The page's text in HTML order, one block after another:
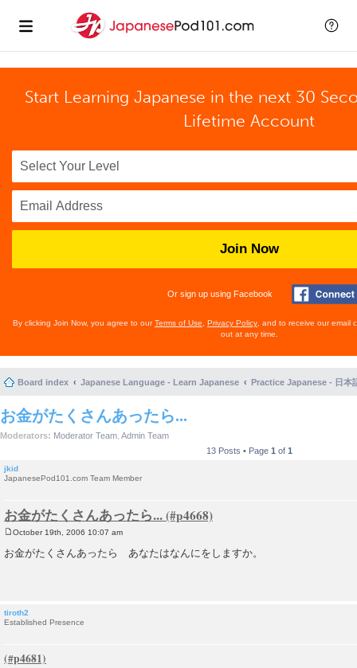
Start Learning Japanese in the next 30
Lifetime Account
Join Now
Or sign up using Facebook
By clicking Join Now, you agree to ourTerms of Use Privacy Policy , and to receive our email
out at any time.
Board index Japanese Language - Learn Japanese Practice Japanese - 日本
お金がたくさんあったら...
Moderators: Moderator Team Admin Team
13 Posts • Page 1 of 1
jkid
JapanesePod101.com Team Member
お金がたくさんあったら...
o
s
October 19th, 2006 10:07 am
お金がたくさんあったら あなたはなんにをしますか。
tiroth2
Established Presence